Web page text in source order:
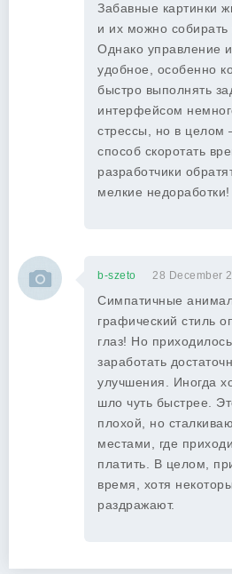
Забавные картинки
и их можно собирать
Однако управление
удобное, особенно
быстро выполнять
интерфейсом
стрессы, но в целом
способ скоротать
разработчики
мелкие недоработки!
b-szeto 28 December
Симпатичные
графический стиль
глаз! Но
заработать
улучшения. Иногда
шло чуть быстрее.
плохой, но
местами, где
платить. В целом,
время, хотя
раздражают.